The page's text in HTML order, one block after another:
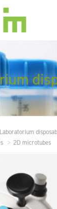
Laboratorium
2D microtubes